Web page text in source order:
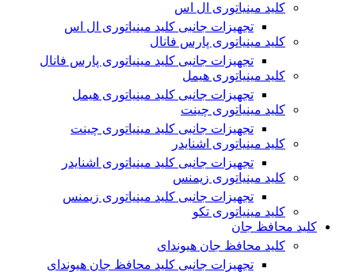
کلید مینیاتوری ال اس
تجهیزات جانبی کلید مینیاتوری ال اس
کلید مینیاتوری پارس فانال
تجهیزات جانبی کلید مینیاتوری پارس فانال
کلید مینیاتوری هیمل
تجهیزات جانبی کلید مینیاتوری هیمل
کلید مینیاتوری چینت
تجهیزات جانبی کلید مینیاتوری چینت
کلید مینیاتوری اشنایدر
تجهیزات جانبی کلید مینیاتوری اشنایدر
کلید مینیاتوری زیمنس
تجهیزات جانبی کلید مینیاتوری زیمنس
کلید مینیاتوری تکو
کلید محافظ جان
کلید محافظ جان هیوندای
تجهیزات جانبی کلید محافظ جان هیوندای